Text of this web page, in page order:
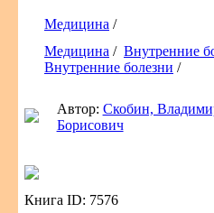
Медицина /
Медицина / Внутренние
Внутренние болезни /
Автор: Скобин,
Борисович
Книга ID: 7576